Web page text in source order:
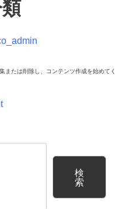
または削除し、コンテンツ作成を始めてく
on
検
索